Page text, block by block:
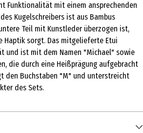
Funktionalität mit einem ansprechenden
Kugelschreibers ist aus Bambus
Teil mit Kunstleder überzogen ist,
Haptik sorgt. Das mitgelieferte Etui
und ist mit dem Namen "Michael" sowie
die durch eine Heißprägung aufgebracht
den Buchstaben "M" und unterstreicht
des Sets.